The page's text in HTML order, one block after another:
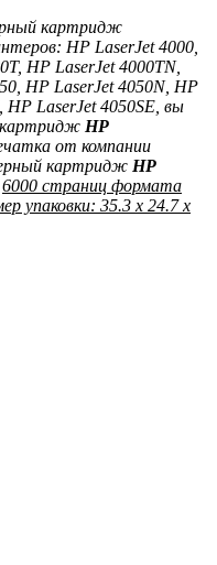
картридж
HP LaserJet 4000,
HP LaserJet 4000TN,
HP LaserJet 4050N, HP
HP LaserJet 4050SE, вы
картридж HP
от компании
картридж HP
6000 страниц формата
упаковки: 35.3 x 24.7 x